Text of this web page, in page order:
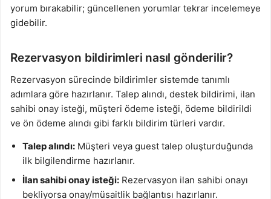
yorum bırakabilir; güncellenen yorumlar tekrar incelemeye
gidebilir.
Rezervasyon bildirimleri nasıl gönderilir?
Rezervasyon sürecinde bildirimler sistemde tanımlı
adımlara göre hazırlanır. Talep alındı, destek bildirimi, ilan
sahibi onay isteği, müşteri ödeme isteği, ödeme bildirildi
ve ön ödeme alındı gibi farklı bildirim türleri vardır.
Talep alındı: Müşteri veya guest talep oluşturduğunda
ilk bilgilendirme hazırlanır.
İlan sahibi onay isteği: Rezervasyon ilan sahibi onayı
bekliyorsa onay/müsaitlik bağlantısı hazırlanır.